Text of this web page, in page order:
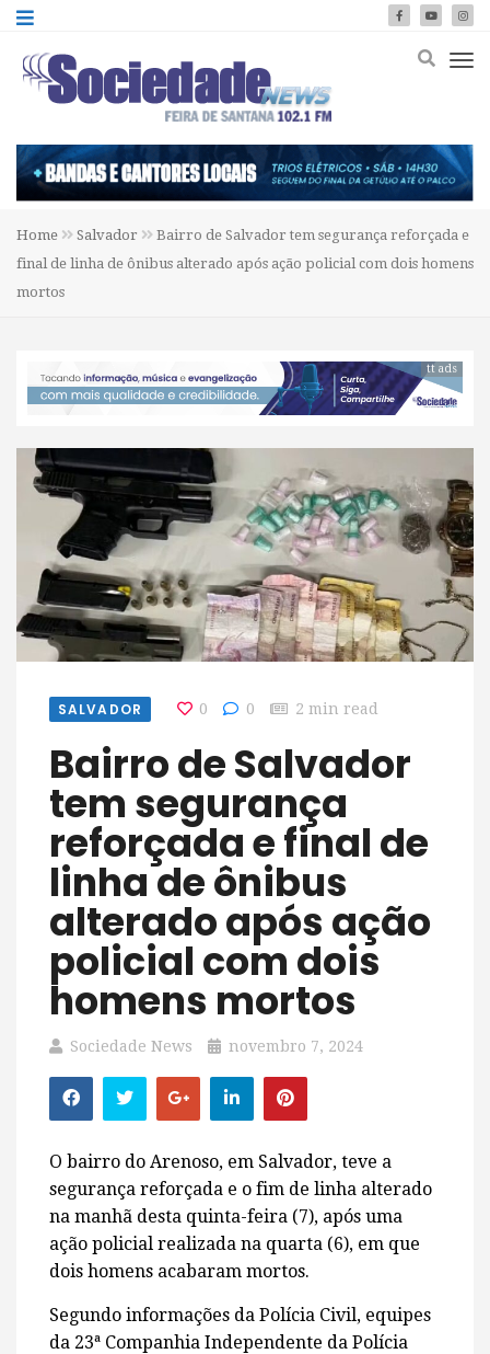
Home Salvador
Bairro de Salvador tem segurança reforçada e
final de linha de ônibus alterado após ação policial com dois homens
mortos
tt ads
SALVADOR 0 0 2 min read
Bairro de Salvador
tem segurança
reforçada e final de
linha de ônibus
alterado após ação
policial com dois
homens mortos
Sociedade News novembro 7, 2024
O bairro do Arenoso, em Salvador, teve a
segurança reforçada e o fim de linha alterado
na manhã desta quinta-feira (7), após uma
ação policial realizada na quarta (6), em que
dois homens acabaram mortos.
Segundo informações da Polícia Civil, equipes
da 23ª Companhia Independente da Polícia